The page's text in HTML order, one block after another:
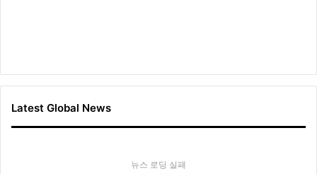
Latest Global News
뉴스 로딩 실패